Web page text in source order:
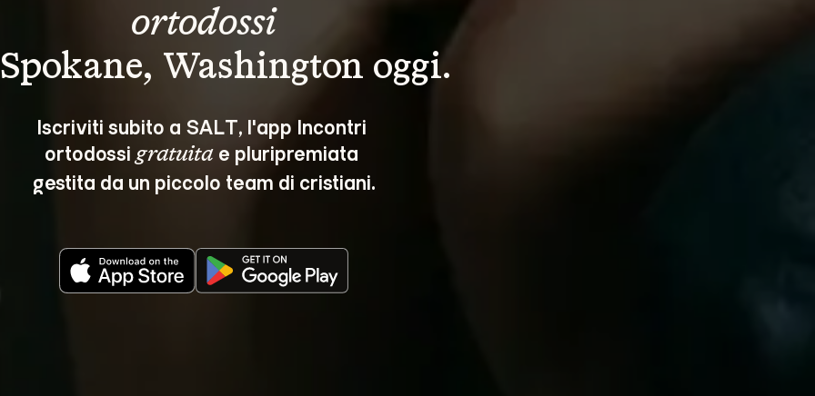
ortodossi
Washington oggi.
Iscriviti subito a SALT, l'app Incontri
ortodossi gratuita e pluripremiata
gestita da un piccolo team di cristiani.